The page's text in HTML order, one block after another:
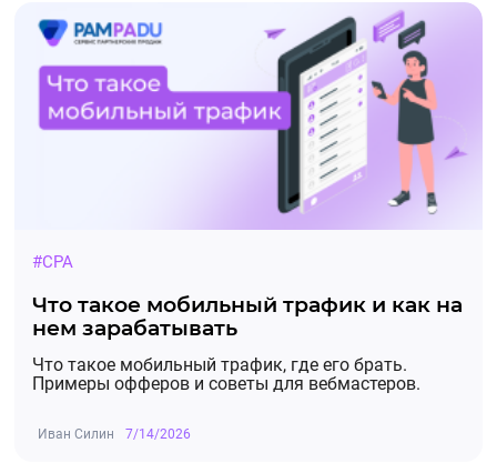
#CPA
Что такое мобильный трафик и как на
нем зарабатывать
Что такое мобильный трафик, где его брать.
Примеры офферов и советы для вебмастеров.
Иван Силин 7/14/2026